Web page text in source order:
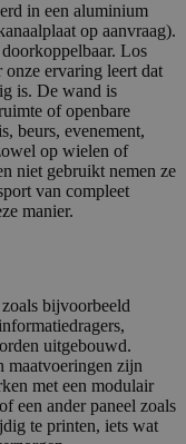
in een aluminium
op aanvraag).
Los
onze ervaring leert dat
is. De wand is
of openbare
beurs, evenement,
op wielen of
niet gebruikt nemen ze
van compleet
manier.
bijvoorbeeld
uitgebouwd.
maatvoeringen zijn
met een modulair
een ander paneel zoals
te printen, iets wat